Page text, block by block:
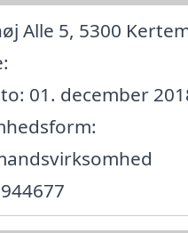
Alle 5, 5300
01. december